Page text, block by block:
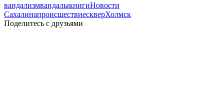
вандализмвандалыкнигиНовости
СахалинапроисшествиескверХолмск
Поделитесь с друзьями